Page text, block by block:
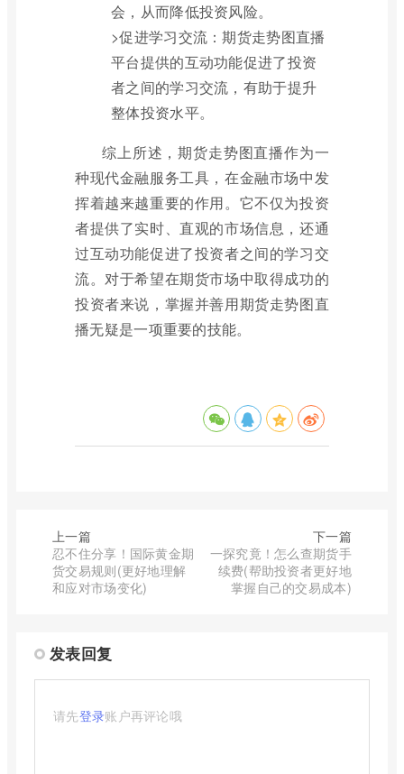
会，从而降低投资风险。
>促进学习交流：期货走势图直播
平台提供的互动功能促进了投资
者之间的学习交流，有助于提升
整体投资水平。
综上所述，期货走势图直播作为一
种现代金融服务工具，在金融市场中发
挥着越来越重要的作用。它不仅为投资
者提供了实时、直观的市场信息，还通
过互动功能促进了投资者之间的学习交
流。对于希望在期货市场中取得成功的
投资者来说，掌握并善用期货走势图直
播无疑是一项重要的技能。
上一篇
忍不住分享！国际黄金期
货交易规则(更好地理解
和应对市场变化)
下一篇
一探究竟！怎么查期货手
续费(帮助投资者更好地
掌握自己的交易成本)
发表回复
请先登录账户再评论哦